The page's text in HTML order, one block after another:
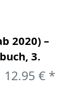
2020) –
3.
12.95 € *